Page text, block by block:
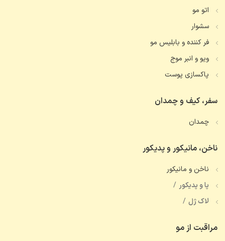
اتو مو
سشوار
فر کننده و بابلیس مو
ویو و انبر موج
پاکسازی پوست
سفر، کیف و چمدان
چمدان
ناخن، مانیکور و پدیکور
ناخن و مانیکور
پا و پدیکور
لاک ژل
مراقبت از مو